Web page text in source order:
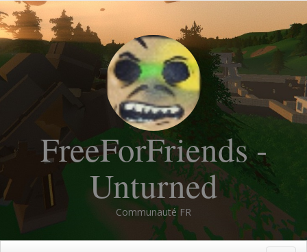
FreeForFriends -
Unturned
Communauté FR